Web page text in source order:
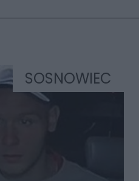
SOSNOWIEC